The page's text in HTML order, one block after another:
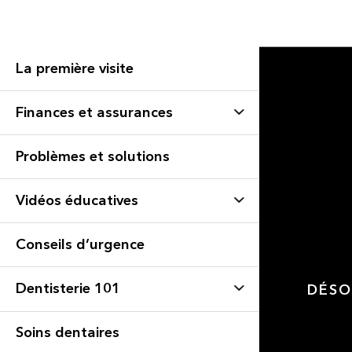
La première visite
Finances et assurances
Problèmes et solutions
Vidéos éducatives
Conseils d’urgence
Dentisterie 101
Soins dentaires